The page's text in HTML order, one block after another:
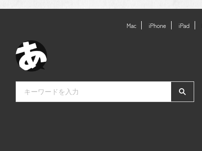
Mac iPhone iPad